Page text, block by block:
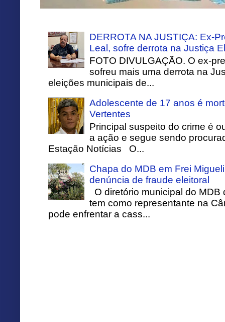
DERROTA NA JUSTIÇA: Ex-
Leal, sofre derrota na Justiça
FOTO DIVULGAÇÃO. O ex-
sofreu mais uma derrota na
eleições municipais de...
Adolescente de 17 anos é
Vertentes
Principal suspeito do crime é
a ação e segue sendo
Estação Notícias O...
Chapa do MDB em Frei
denúncia de fraude eleitoral
O diretório municipal do
tem como representante na
pode enfrentar a cass...